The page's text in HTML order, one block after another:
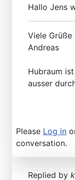
Hallo Jens
Viele Grüße
Andreas
Hubraum
ausser
Please Log in
conversation.
Replied by